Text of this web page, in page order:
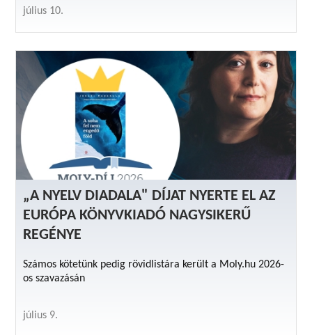
július 10.
„A NYELV DIADALA" DÍJAT NYERTE EL AZ
EURÓPA KÖNYVKIADÓ NAGYSIKERŰ
REGÉNYE
Számos kötetünk pedig rövidlistára került a Moly.hu 2026-
os szavazásán
július 9.